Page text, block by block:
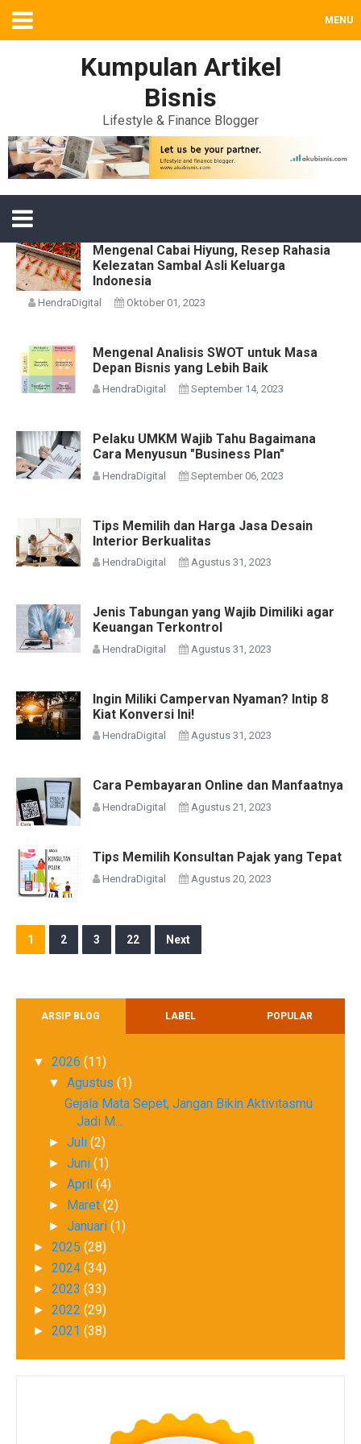
MENU
Kumpulan Artikel
Bisnis
Lifestyle & Finance Blogger
Mengenal Cabai Hiyung, Resep Rahasia
Kelezatan Sambal Asli Keluarga
Indonesia
HendraDigital Oktober 01, 2023
Mengenal Analisis SWOT untuk Masa
Depan Bisnis yang Lebih Baik
HendraDigital September 14, 2023
Pelaku UMKM Wajib Tahu Bagaimana
Cara Menyusun "Business Plan"
HendraDigital September 06, 2023
Tips Memilih dan Harga Jasa Desain
Interior Berkualitas
HendraDigital Agustus 31, 2023
Jenis Tabungan yang Wajib Dimiliki agar
Keuangan Terkontrol
HendraDigital Agustus 31, 2023
Ingin Miliki Campervan Nyaman? Intip 8
Kiat Konversi Ini!
HendraDigital Agustus 31, 2023
Cara Pembayaran Online dan Manfaatnya
HendraDigital Agustus 21, 2023
Tips Memilih Konsultan Pajak yang Tepat
HendraDigital Agustus 20, 2023
1 2 3 22 Next
ARSIP BLOG LABEL POPULAR
▼ 2026 (11)
▼Agustus(1)
Gejala Mata Sepet, Jangan Bikin Aktivitasmu
Jadi M...
►Juli(2)
►Juni(1)
►April(4)
► Maret(2)
►Januari(1)
► 2025 (28)
► 2024 (34)
► 2023 (33)
► 2022 (29)
► 2021 (38)